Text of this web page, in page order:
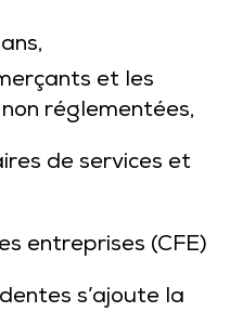
et les
réglementées,
de services et
entreprises (CFE)
s’ajoute la